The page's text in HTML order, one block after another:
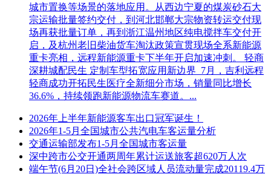
城市置换等场景的落地应用。从西边宁夏的煤炭砂石大
宗运输批量签约交付，到河北邯郸大宗物资转运交付现
场再获批量订单，再到浙江温州地区纯电搅拌车交付开
启，及杭州老旧柴油货车淘汰政策宣贯现场全系新能源
重卡亮相，远程新能源重卡下半年开启加速冲刺。 轻商
深耕城配民生 定制车型拓宽应用新边界 7月，吉利远程
轻商成功开拓民生医疗全新细分市场，销量同比增长
36.6%，持续领跑新能源物流车赛道。...
2026年上半年新能源客车出口冠军诞生！
2026年1-5月全国城市公共汽电车客运量分析
交通运输部发布1-5月全国城市客运量
深中跨市公交开通两周年累计运送旅客超620万人次
端午节(6月20日)全社会跨区域人员流动量完成20119.4万